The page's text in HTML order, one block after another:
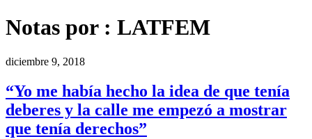
Notas por : LATFEM
diciembre 9, 2018
“Yo me había hecho la idea de que tenía
deberes y la calle me empezó a mostrar
que tenía derechos”